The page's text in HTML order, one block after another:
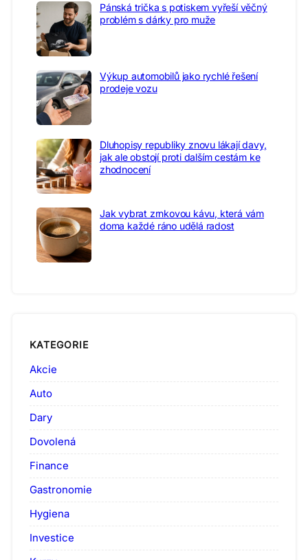
Pánská trička s potiskem vyřeší věčný
problém s dárky pro muže
Výkup automobilů jako rychlé řešení
prodeje vozu
Dluhopisy republiky znovu lákají davy,
jak ale obstojí proti dalším cestám ke
zhodnocení
Jak vybrat zrnkovou kávu, která vám
doma každé ráno udělá radost
KATEGORIE
Akcie
Auto
Dary
Dovolená
Finance
Gastronomie
Hygiena
Investice